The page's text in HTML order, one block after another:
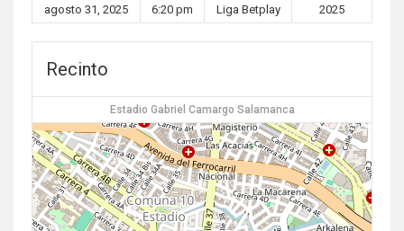
agosto 31, 2025 6:20 pm Liga Betplay 2025
Recinto
Estadio Gabriel Camargo Salamanca